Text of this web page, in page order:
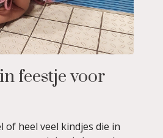
feestje voor
of heel veel kindjes die in